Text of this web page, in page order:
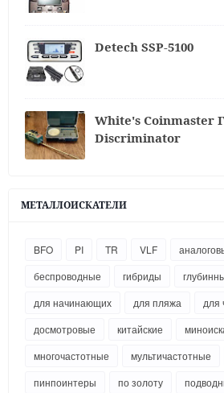
Detech SSP-5100
White's Coinmaster
Discriminator
МЕТАЛЛОИСКАТЕЛИ
BFO PI TR VLF
беспроводные
гибриды
для начинающих
для пляжа
для
досмотровые
китайские
многочастотные
мультичастотные
пинпоинтеры
по золоту